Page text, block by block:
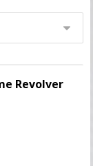
Revolver